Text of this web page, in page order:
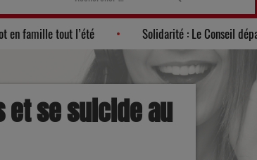
Ateliers et visites : le Lot en famille tout l’été
et se suicide au